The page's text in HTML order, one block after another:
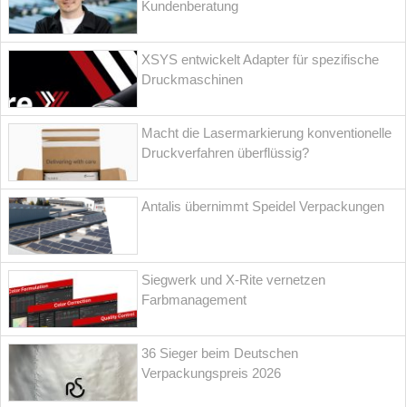
Kundenberatung
XSYS entwickelt Adapter für spezifische
Druckmaschinen
Macht die Lasermarkierung konventionelle
Druckverfahren überflüssig?
Antalis übernimmt Speidel Verpackungen
Siegwerk und X-Rite vernetzen
Farbmanagement
36 Sieger beim Deutschen
Verpackungspreis 2026